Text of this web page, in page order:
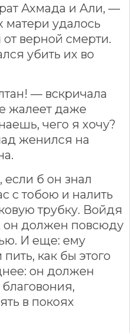
Ахмада и Али, —
матери удалось
верной смерти.
убить их во
— вскричала
жалеет даже
чего я хочу?
женился на
б он знал
с тобою и налить
трубку. Войдя
он должен повсюду
И еще: ему
как бы этого
он должен
в покоях